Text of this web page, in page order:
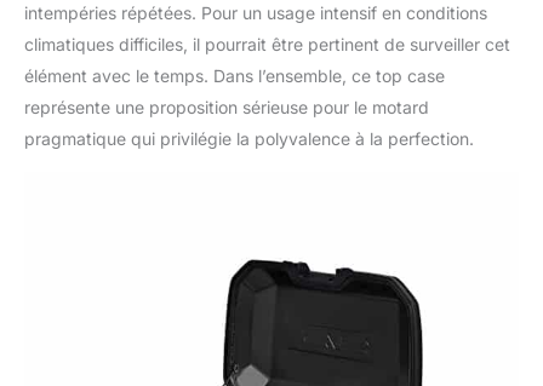
intempéries répétées. Pour un usage intensif en conditions
climatiques difficiles, il pourrait être pertinent de surveiller cet
élément avec le temps. Dans l’ensemble, ce top case
représente une proposition sérieuse pour le motard
pragmatique qui privilégie la polyvalence à la perfection.